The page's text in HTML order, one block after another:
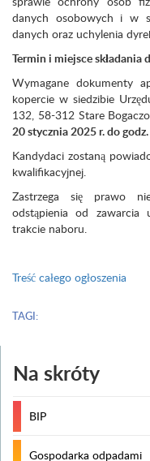
danych osobowych i w
danych oraz uchylenia
Termin i miejsce składania
Wymagane dokumenty
kopercie w siedzibie
132, 58-312 Stare
20 stycznia 2025 r. do
Kandydaci zostaną
kwalifikacyjnej.
Zastrzega się prawo
odstąpienia od zawarcia
trakcie naboru.
Treść całego ogłoszenia
TAGI:
Na skróty
BIP
Gospodarka odpadami